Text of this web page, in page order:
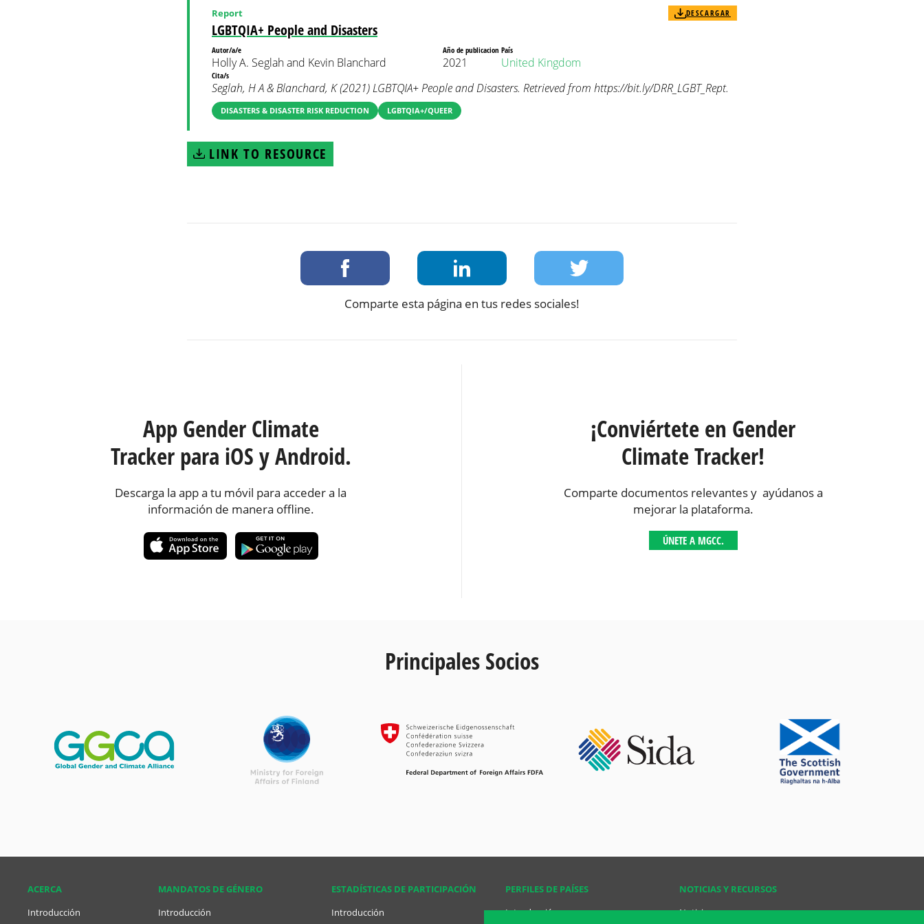
LGBTQIA+ People and Disasters
Report DESCARGAR
Autor/a/e
Holly A. Seglah and Kevin Blanchard
Año de publicacion
2021
País
United Kingdom
Cita/s
Seglah, H A & Blanchard, K (2021) LGBTQIA+ People and Disasters. Retrieved from https://bit.ly/DRR_LGBT_Rept.
DISASTERS & DISASTER RISK REDUCTION LGBTQIA+/QUEER
LINK TO RESOURCE
Comparte esta página en tus redes sociales!
App Gender Climate
Tracker para iOS y Android.
Descarga la app a tu móvil para acceder a la
información de manera offline.
¡Conviértete en Gender
Climate Tracker!
Comparte documentos relevantes y ayúdanos a
mejorar la plataforma.
ÚNETE A MGCC.
Principales Socios
ACERCA
Introducción
NOTICIAS Y RECURSOS
Noticias
MANDATOS DE GÉNERO
Introducción
ESTADÍSTICAS DE PARTICIPACIÓN
Introducción
PERFILES DE PAÍSES
Introducción